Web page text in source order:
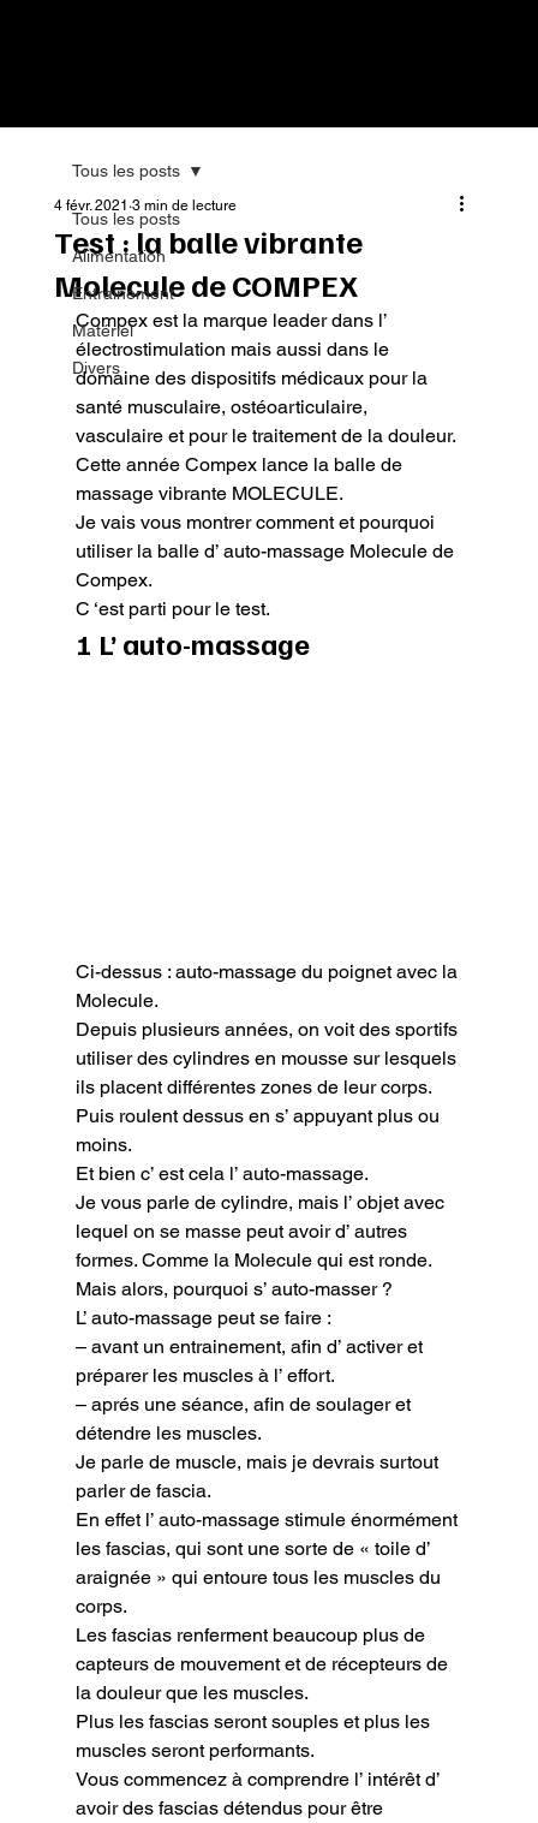
Tous les posts
Alimentation
Entrainement
Matériel
Divers
Tous les posts
Test : la balle vibrante
Molecule de COMPEX
4 févr. 2021 3 min de lecture
Compex est la marque leader dans l’
électrostimulation mais aussi dans le
domaine des dispositifs médicaux pour la
santé musculaire, ostéoarticulaire,
vasculaire et pour le traitement de la douleur.
Cette année Compex lance la balle de
massage vibrante MOLECULE.
Je vais vous montrer comment et pourquoi
utiliser la balle d’ auto-massage Molecule de
Compex.
C ‘est parti pour le test.
1 L’ auto-massage
Ci-dessus : auto-massage du poignet avec la
Molecule.
Depuis plusieurs années, on voit des sportifs
utiliser des cylindres en mousse sur lesquels
ils placent différentes zones de leur corps.
Puis roulent dessus en s’ appuyant plus ou
moins.
Et bien c’ est cela l’ auto-massage.
Je vous parle de cylindre, mais l’ objet avec
lequel on se masse peut avoir d’ autres
formes. Comme la Molecule qui est ronde.
Mais alors, pourquoi s’ auto-masser ?
L’ auto-massage peut se faire :
– avant un entrainement, afin d’ activer et
préparer les muscles à l’ effort.
– aprés une séance, afin de soulager et
détendre les muscles.
Je parle de muscle, mais je devrais surtout
parler de fascia.
En effet l’ auto-massage stimule énormément
les fascias, qui sont une sorte de « toile d’
araignée » qui entoure tous les muscles du
corps.
Les fascias renferment beaucoup plus de
capteurs de mouvement et de récepteurs de
la douleur que les muscles.
Plus les fascias seront souples et plus les
muscles seront performants.
Vous commencez à comprendre l’ intérêt d’
avoir des fascias détendus pour être